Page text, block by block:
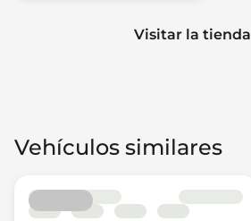
Visitar la tienda
Vehículos similares